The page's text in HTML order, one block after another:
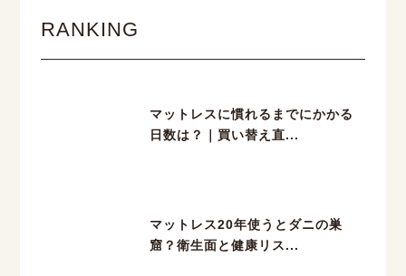
RANKING
マットレスに慣れるまでにかかる
日数は？｜買い替え直...
マットレス20年使うとダニの巣
窟？衛生面と健康リス...